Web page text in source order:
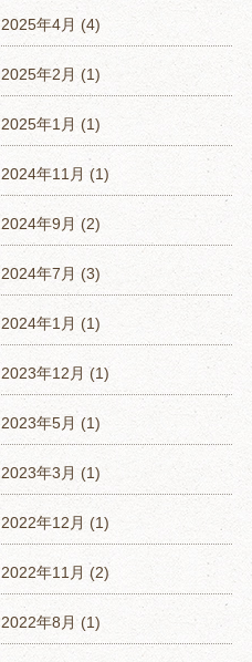
2025年4月 (4)
2025年2月 (1)
2025年1月 (1)
2024年11月 (1)
2024年9月 (2)
2024年7月 (3)
2024年1月 (1)
2023年12月 (1)
2023年5月 (1)
2023年3月 (1)
2022年12月 (1)
2022年11月 (2)
2022年8月 (1)